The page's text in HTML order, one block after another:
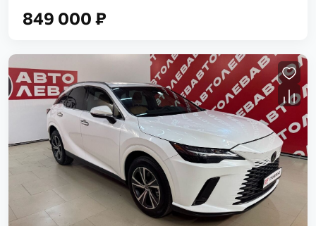
849 000 ₽
Загрузка...